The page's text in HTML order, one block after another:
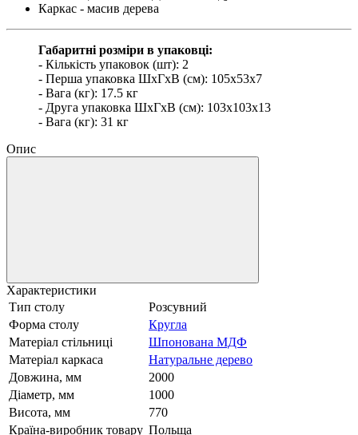
Каркас - масив дерева
Габаритні розміри в упаковці:
- Кількість упаковок (шт): 2
- Перша упаковка ШхГхВ (см): 105х53х7
- Вага (кг): 17.5 кг
- Друга упаковка ШхГхВ (см): 103х103х13
- Вага (кг): 31 кг
Опис
Характеристики
Тип столу
Розсувний
Форма столу
Кругла
Матеріал стільниці
Шпонована МДФ
Матеріал каркаса
Натуральне дерево
Довжина, мм
2000
Діаметр, мм
1000
Висота, мм
770
Країна-виробник товару Польща